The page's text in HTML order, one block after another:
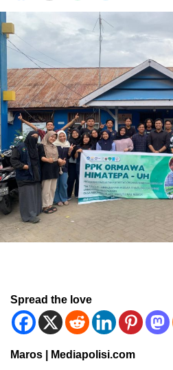
Spread the love
Maros | Mediapolisi.com